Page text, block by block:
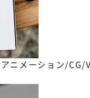
アニメーション/CG/